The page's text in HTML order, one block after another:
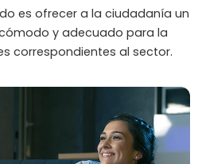
es ofrecer a la ciudadanía un
y adecuado para la
correspondientes al sector.